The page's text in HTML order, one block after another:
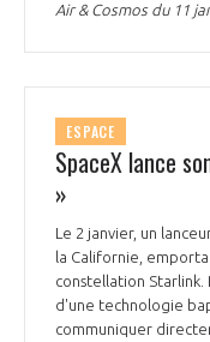
Air & Cosmos du 11
ESPACE
SpaceX lance
»
Le 2 janvier, un
la Californie,
constellation Starlink.
d'une technologie
communiquer